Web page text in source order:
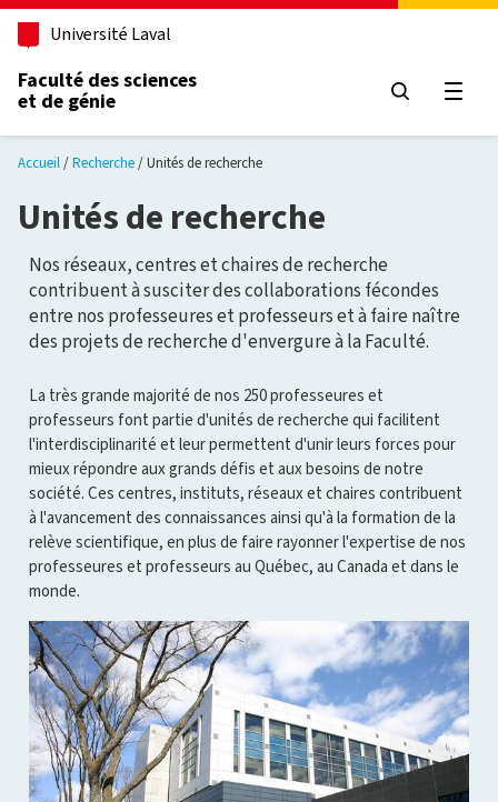
Aller au contenu principal
Université Laval
Faculté des sciences
et de génie
Accueil Recherche Unités de recherche
Unités de recherche
Nos réseaux, centres et chaires de recherche
contribuent à susciter des collaborations fécondes
entre nos professeures et professeurs et à faire naître
des projets de recherche d'envergure à la Faculté.
La très grande majorité de nos 250 professeures et
professeurs font partie d'unités de recherche qui facilitent
l'interdisciplinarité et leur permettent d'unir leurs forces pour
mieux répondre aux grands défis et aux besoins de notre
société. Ces centres, instituts, réseaux et chaires contribuent
à l'avancement des connaissances ainsi qu'à la formation de la
relève scientifique, en plus de faire rayonner l'expertise de nos
professeures et professeurs au Québec, au Canada et dans le
monde.